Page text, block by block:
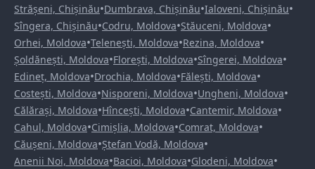
Strășeni, Chișinău•Dumbrava, Chișinău•Ialoveni, Chișinău•
Sîngera, Chișinău•Codru, Moldova•Stăuceni, Moldova•
Orhei, Moldova•Telenești, Moldova•Rezina, Moldova•
Șoldănești, Moldova•Florești, Moldova•Sîngerei, Moldova•
Edineț, Moldova•Drochia, Moldova•Fălești, Moldova•
Costești, Moldova•Nisporeni, Moldova•Ungheni, Moldova•
Călărași, Moldova•Hîncești, Moldova•Cantemir, Moldova•
Cahul, Moldova•Cimișlia, Moldova•Comrat, Moldova•
Căușeni, Moldova•Ștefan Vodă, Moldova•
Anenii Noi, Moldova•Bacioi, Moldova•Glodeni, Moldova•